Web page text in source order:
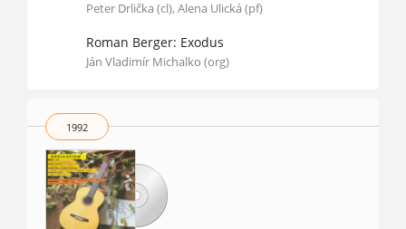
Peter Drlička (cl), Alena Ulická (pf)
Roman Berger: Exodus
Ján Vladimír Michalko (org)
1992